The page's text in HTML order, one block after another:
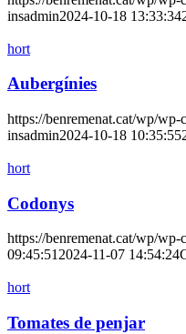
insadmin2024-10-18 13:33:34
hort
Aubergínies
https://benremenat.cat/wp/
insadmin2024-10-18 10:35:55
hort
Codonys
https://benremenat.cat/wp/
09:45:512024-11-07 14:54:24
hort
Tomates de penjar